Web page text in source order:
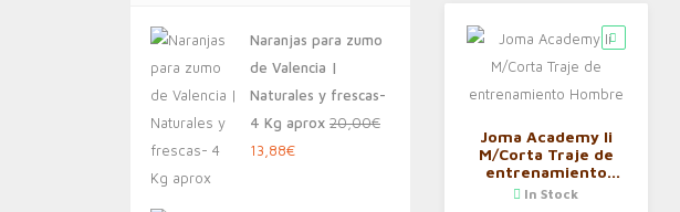
Naranjas para zumo
de Valencia |
Naturales y frescas-
4 Kg aprox 20,00€
El
13,88€El
Joma Academy Ii
M/Corta Traje de
entrenamiento
Hombre
In Stock